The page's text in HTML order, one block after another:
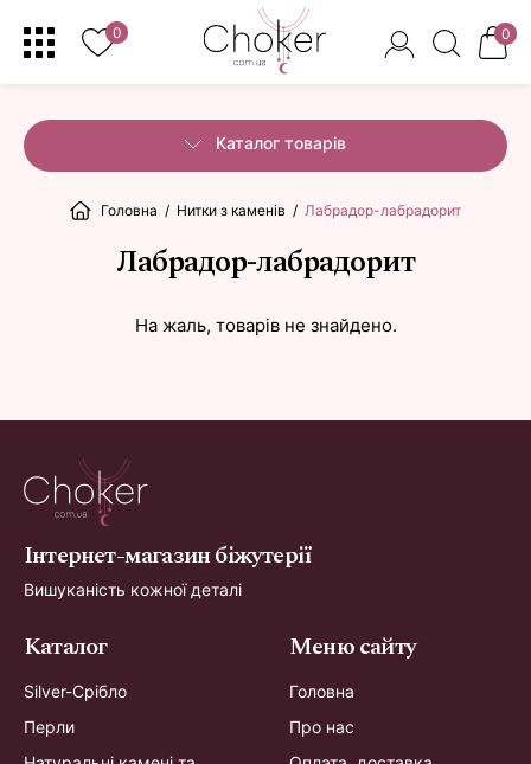
0 0
Каталог товарів
Головна / Нитки з каменів / Лабрадор-лабрадорит
Лабрадор-лабрадорит
На жаль, товарів не знайдено.
Інтернет-магазин біжутерії
Вишуканість кожної деталі
Каталог
Silver-Срібло
Перли
Меню сайту
Головна
Про нас